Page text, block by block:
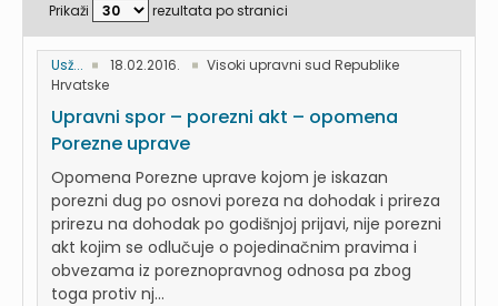
Prikaži rezultata po stranici
Usž... 18.02.2016.
Visoki upravni sud Republike
Hrvatske
Upravni spor – porezni akt – opomena
Porezne uprave
Opomena Porezne uprave kojom je iskazan
porezni dug po osnovi poreza na dohodak i prireza
prirezu na dohodak po godišnjoj prijavi, nije porezni
akt kojim se odlučuje o pojedinačnim pravima i
obvezama iz poreznopravnog odnosa pa zbog
toga protiv nj...